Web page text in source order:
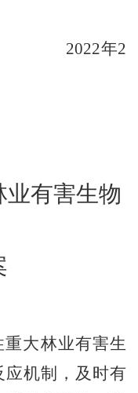
2022年2
有害生物
大林业有害生
机制，及 时有